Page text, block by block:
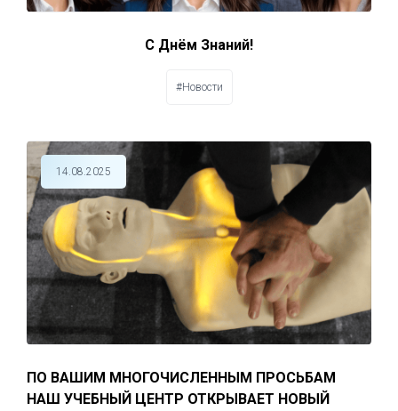
С Днём Знаний!
#Новости
14.08.2025
ПО ВАШИМ МНОГОЧИСЛЕННЫМ ПРОСЬБАМ
НАШ УЧЕБНЫЙ ЦЕНТР ОТКРЫВАЕТ НОВЫЙ